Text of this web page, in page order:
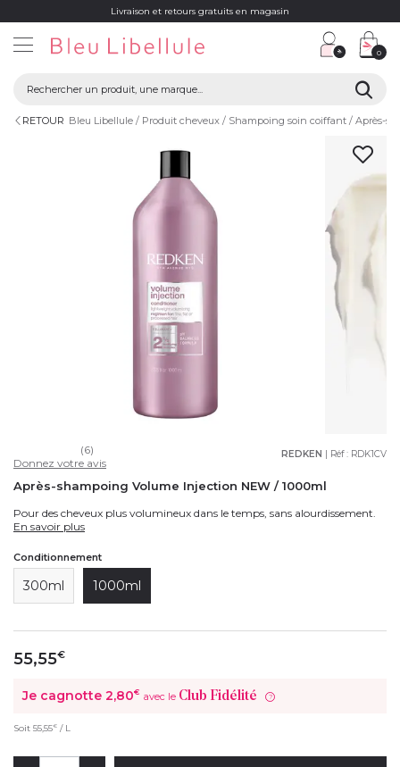
Livraison et retours gratuits en magasin
0
RETOUR Bleu Libellule Produit cheveux Shampoing soin coiffant Après-
REDKEN | Réf : RDK1CV
(6)
Donnez votre avis
Après-shampoing Volume Injection NEW / 1000ml
Pour des cheveux plus volumineux dans le temps, sans alourdissement.
En savoir plus
Conditionnement
300ml 1000ml
55,55€
Je cagnotte 2,80€ avec le Club Fidélité ?
Soit 55,55€ / L